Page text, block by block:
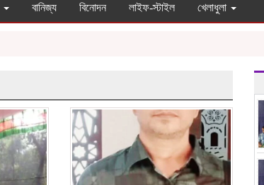
বানিজ্য বিনোদন লাইফ-স্টাইল খেলাধুলা